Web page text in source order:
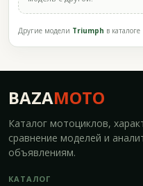
Другие модели Triumph в каталоге
BAZAMOTO
Каталог мотоциклов,
сравнение моделей и
объявлениям.
КАТАЛОГ